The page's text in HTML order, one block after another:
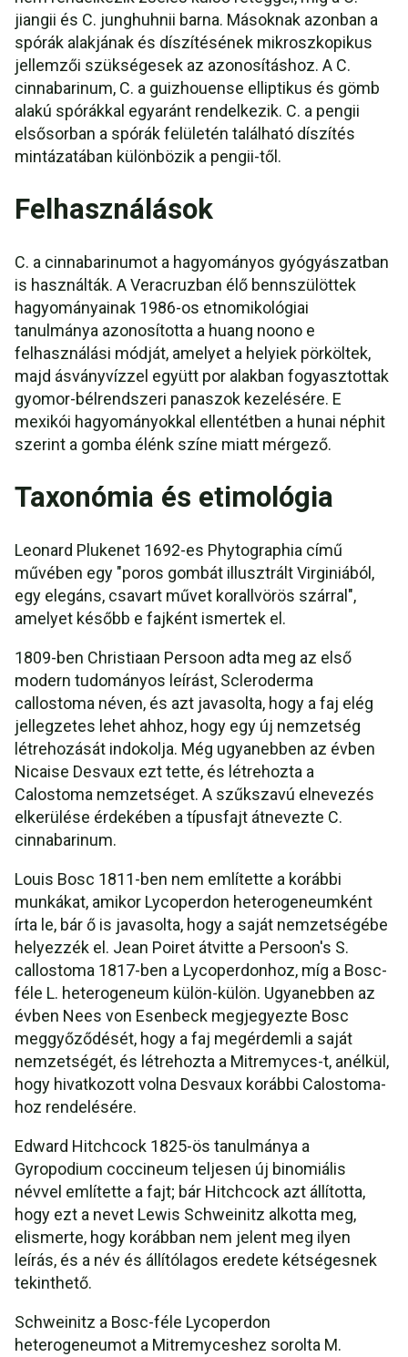
jiangii és C. junghuhnii barna. Másoknak azonban a
spórák alakjának és díszítésének mikroszkopikus
jellemzői szükségesek az azonosításhoz. A C.
cinnabarinum, C. a guizhouense elliptikus és gömb
alakú spórákkal egyaránt rendelkezik. C. a pengii
elsősorban a spórák felületén található díszítés
mintázatában különbözik a pengii-től.
Felhasználások
C. a cinnabarinumot a hagyományos gyógyászatban
is használták. A Veracruzban élő bennszülöttek
hagyományainak 1986-os etnomikológiai
tanulmánya azonosította a huang noono e
felhasználási módját, amelyet a helyiek pörköltek,
majd ásványvízzel együtt por alakban fogyasztottak
gyomor-bélrendszeri panaszok kezelésére. E
mexikói hagyományokkal ellentétben a hunai néphit
szerint a gomba élénk színe miatt mérgező.
Taxonómia és etimológia
Leonard Plukenet 1692-es Phytographia című
művében egy "poros gombát illusztrált Virginiából,
egy elegáns, csavart művet korallvörös szárral",
amelyet később e fajként ismertek el.
1809-ben Christiaan Persoon adta meg az első
modern tudományos leírást, Scleroderma
callostoma néven, és azt javasolta, hogy a faj elég
jellegzetes lehet ahhoz, hogy egy új nemzetség
létrehozását indokolja. Még ugyanebben az évben
Nicaise Desvaux ezt tette, és létrehozta a
Calostoma nemzetséget. A szűkszavú elnevezés
elkerülése érdekében a típusfajt átnevezte C.
cinnabarinum.
Louis Bosc 1811-ben nem említette a korábbi
munkákat, amikor Lycoperdon heterogeneumként
írta le, bár ő is javasolta, hogy a saját nemzetségébe
helyezzék el. Jean Poiret átvitte a Persoon's S.
callostoma 1817-ben a Lycoperdonhoz, míg a Bosc-
féle L. heterogeneum külön-külön. Ugyanebben az
évben Nees von Esenbeck megjegyezte Bosc
meggyőződését, hogy a faj megérdemli a saját
nemzetségét, és létrehozta a Mitremyces-t, anélkül,
hogy hivatkozott volna Desvaux korábbi Calostoma-
hoz rendelésére.
Edward Hitchcock 1825-ös tanulmánya a
Gyropodium coccineum teljesen új binomiális
névvel említette a fajt; bár Hitchcock azt állította,
hogy ezt a nevet Lewis Schweinitz alkotta meg,
elismerte, hogy korábban nem jelent meg ilyen
leírás, és a név és állítólagos eredete kétségesnek
tekinthető.
Schweinitz a Bosc-féle Lycoperdon
heterogeneumot a Mitremyceshez sorolta M.